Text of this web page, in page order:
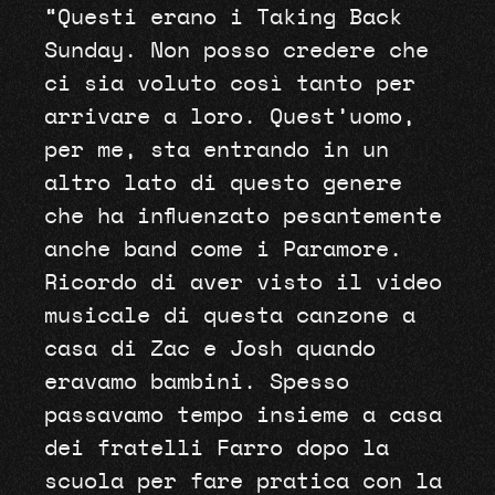
“Questi erano i Taking Back
Sunday. Non posso credere che
ci sia voluto così tanto per
arrivare a loro. Quest’uomo,
per me, sta entrando in un
altro lato di questo genere
che ha influenzato pesantemente
anche band come i Paramore.
Ricordo di aver visto il video
musicale di questa canzone a
casa di Zac e Josh quando
eravamo bambini. Spesso
passavamo tempo insieme a casa
dei fratelli Farro dopo la
scuola per fare pratica con la